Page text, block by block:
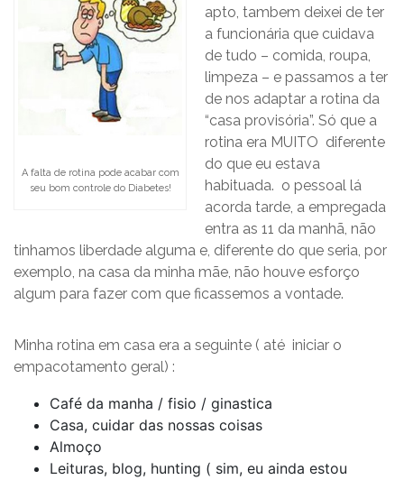
A falta de rotina pode acabar com
seu bom controle do Diabetes!
apto, tambem deixei de ter
a funcionária que cuidava
de tudo – comida, roupa,
limpeza – e passamos a ter
de nos adaptar a rotina da
“casa provisória”. Só que a
rotina era MUITO diferente
do que eu estava
habituada. o pessoal lá
acorda tarde, a empregada
entra as 11 da manhã, não
tinhamos liberdade alguma e, diferente do que seria, por
exemplo, na casa da minha mãe, não houve esforço
algum para fazer com que ficassemos a vontade.
Minha rotina em casa era a seguinte ( até iniciar o
empacotamento geral) :
Café da manha / fisio / ginastica
Casa, cuidar das nossas coisas
Almoço
Leituras, blog, hunting ( sim, eu ainda estou